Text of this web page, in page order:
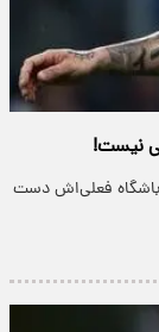
نیست!
فعلی‌اش دست